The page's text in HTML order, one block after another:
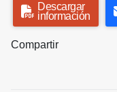
Descargar
información
Compartir